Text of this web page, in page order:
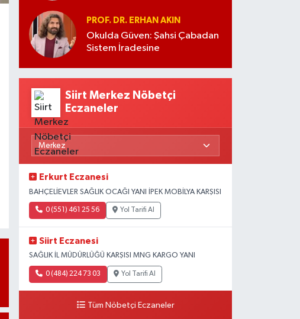
PROF. DR. ERHAN AKIN
Okulda Güven: Şahsi Çabadan
Sistem İradesine
Siirt Merkez Nöbetçi
Eczaneler
Erkurt Eczanesi
BAHÇELİEVLER SAĞLIK OCAĞI YANI İPEK MOBİLYA KARŞISI
0 (551) 461 25 56 Yol Tarifi Al
Siirt Eczanesi
SAĞLIK İL MÜDÜRLÜĞÜ KARŞISI MNG KARGO YANI
0 (484) 224 73 03 Yol Tarifi Al
Tüm Nöbetçi Eczaneler